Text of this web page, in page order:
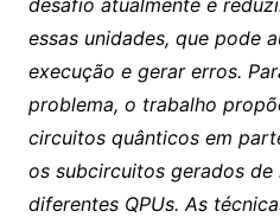
desafio atualmente é
essas unidades, que pode
execução e gerar erros.
problema, o trabalho
circuitos quânticos em
os subcircuitos gerados
diferentes QPUs. As